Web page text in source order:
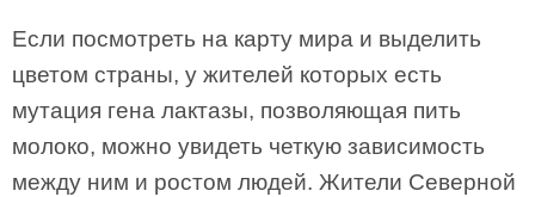
Если посмотреть на карту мира и выделить
цветом страны, у жителей которых есть
мутация гена лактазы, позволяющая пить
молоко, можно увидеть четкую зависимость
между ним и ростом людей. Жители Северной